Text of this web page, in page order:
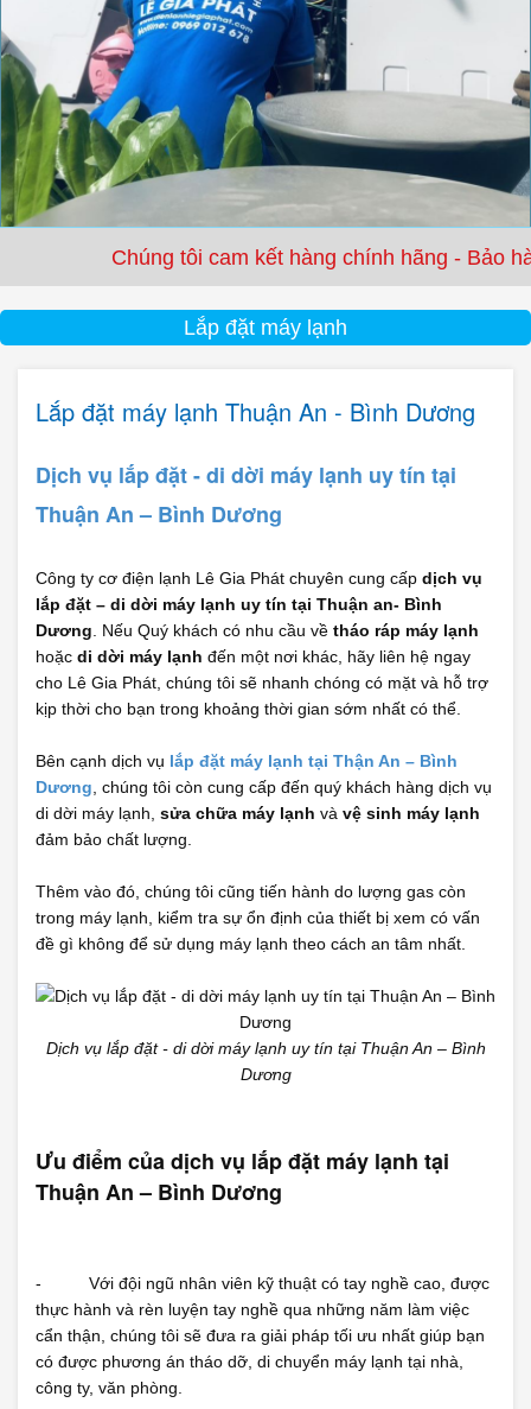
Chúng tôi cam kết hàng chính hãng - Bảo hành từ
Lắp đặt máy lạnh
Lắp đặt máy lạnh Thuận An - Bình Dương
Dịch vụ lắp đặt - di dời máy lạnh uy tín tại
Thuận An – Bình Dương
Công ty cơ điện lạnh Lê Gia Phát chuyên cung cấp dịch vụ
lắp đặt – di dời máy lạnh uy tín tại Thuận an- Bình
Dương . Nếu Quý khách có nhu cầu về tháo ráp máy lạnh
hoặc di dời máy lạnh đến một nơi khác, hãy liên hệ ngay
cho Lê Gia Phát, chúng tôi sẽ nhanh chóng có mặt và hỗ trợ
kịp thời cho bạn trong khoảng thời gian sớm nhất có thể.
Bên cạnh dịch vụ lắp đặt máy lạnh tại Thận An – Bình
Dương , chúng tôi còn cung cấp đến quý khách hàng dịch vụ
di dời máy lạnh, sửa chữa máy lạnh và vệ sinh máy lạnh
đảm bảo chất lượng.
Thêm vào đó, chúng tôi cũng tiến hành do lượng gas còn
trong máy lạnh, kiểm tra sự ổn định của thiết bị xem có vấn
đề gì không để sử dụng máy lạnh theo cách an tâm nhất.
Dịch vụ lắp đặt - di dời máy lạnh uy tín tại Thuận An – Bình
Dương
Ưu điểm của dịch vụ lắp đặt máy lạnh tại
Thuận An – Bình Dương
- Với đội ngũ nhân viên kỹ thuật có tay nghề cao, được
thực hành và rèn luyện tay nghề qua những năm làm việc
cẩn thận, chúng tôi sẽ đưa ra giải pháp tối ưu nhất giúp bạn
có được phương án tháo dỡ, di chuyển máy lạnh tại nhà,
công ty, văn phòng.